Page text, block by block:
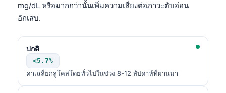
mg/dL หรือมากกว่านั้นเพิ่มความเสี่ยงต่อภาวะตับอ่อน
อักเสบ.
ปกติ
<5.7%
ค่าเฉลี่ยกลูโคสโดยทั่วไปในช่วง 8-12 สัปดาห์ที่ผ่านมา